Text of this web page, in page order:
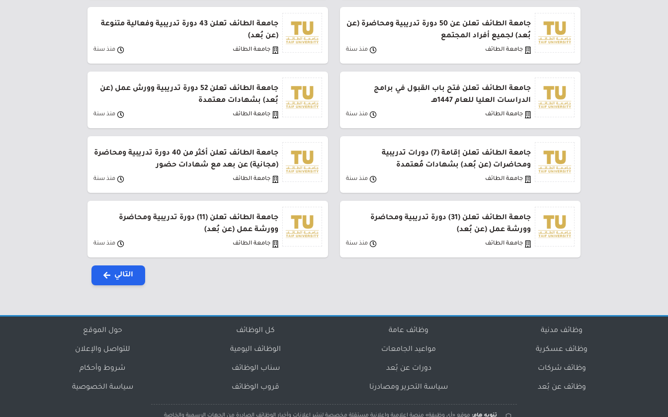
جامعة الطائف تعلن عن 50 دورة تدريبية ومحاضرة (عن
بُعد) لجميع أفراد المجتمع
جامعة الطائف منذ سنة
جامعة الطائف تعلن 43 دورة تدريبية وفعالية متنوعة
(عن بُعد)
جامعة الطائف منذ سنة
جامعة الطائف تعلن فتح باب القبول في برامج
الدراسات العليا للعام 1447هـ
جامعة الطائف منذ سنة
جامعة الطائف تعلن 52 دورة تدريبية وورش عمل (عن
بُعد) بشهادات معتمدة
جامعة الطائف منذ سنة
جامعة الطائف تعلن إقامة (7) دورات تدريبية
ومحاضرات (عن بُعد) بشهادات مُعتمدة
جامعة الطائف منذ سنة
جامعة الطائف تعلن أكثر من 40 دورة تدريبية ومحاضرة
(مجانية) عن بعد مع شهادات حضور
جامعة الطائف منذ سنة
جامعة الطائف تعلن (31) دورة تدريبية ومحاضرة
وورشة عمل (عن بُعد)
جامعة الطائف منذ سنة
جامعة الطائف تعلن (11) دورة تدريبية ومحاضرة
وورشة عمل (عن بُعد)
جامعة الطائف منذ سنة
التالي
وظائف مدنية
وظائف عسكرية
وظائف شركات
وظائف عن بُعد
وظائف عامة
مواعيد الجامعات
دورات عن بُعد
سياسة التحرير ومصادرنا
كل الوظائف
الوظائف اليومية
سناب الوظائف
قروب الوظائف
حول الموقع
للتواصل والإعلان
شروط وأحكام
سياسة الخصوصية
تنويه هام: موقع «أي وظيفة» منصة إعلامية وإعلانية مستقلة مخصصة لنشر إعلانات وأخبار الوظائف الصادرة من الجهات الرسمية والخاصة